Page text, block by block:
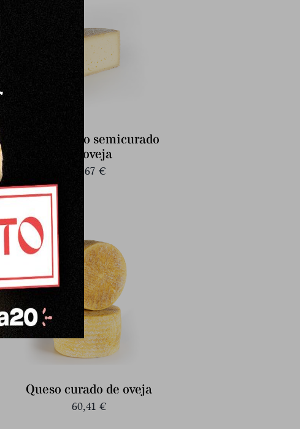
Medio queso semicurado
de oveja
31,67 €
Queso curado de oveja
60,41 €